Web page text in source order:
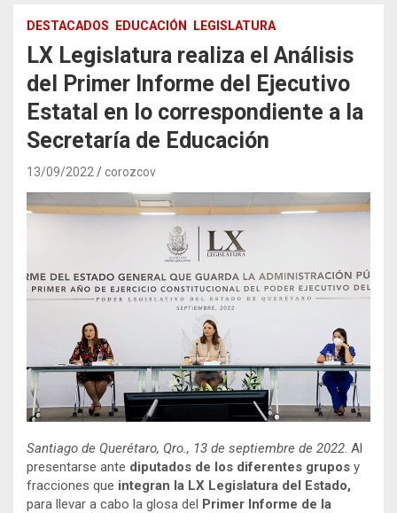
DESTACADOS EDUCACIÓN LEGISLATURA
LX Legislatura realiza el Análisis
del Primer Informe del Ejecutivo
Estatal en lo correspondiente a la
Secretaría de Educación
13/09/2022 corozcov
Santiago de Querétaro, Qro., 13 de septiembre de 2022 . Al
presentarse ante diputados de los diferentes grupos y
fracciones que integran la LX Legislatura del Estado,
para llevar a cabo la glosa del Primer Informe de la